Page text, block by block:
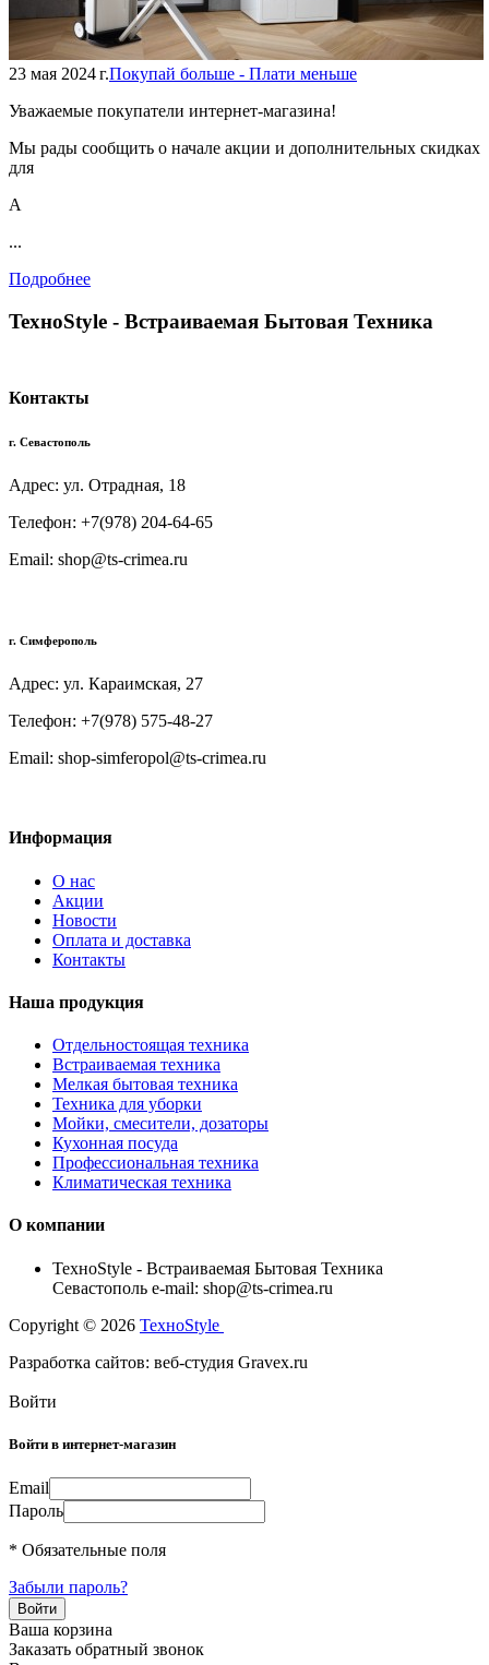
23 мая 2024 г.Покупай больше - Плати меньше
Уважаемые покупатели интернет-магазина!
Мы рады сообщить о начале акции и дополнительных скидках
для
А
...
Подробнее
TexноStyle - Встраиваемая Бытовая Техника
Контакты
г. Севастополь
Адрес: ул. Отрадная, 18
Телефон: +7(978) 204-64-65
Email: shop@ts-crimea.ru
г. Симферополь
Адрес: ул. Караимская, 27
Телефон: +7(978) 575-48-27
Email: shop-simferopol@ts-crimea.ru
Информация
О нас
Акции
Новости
Оплата и доставка
Контакты
Наша продукция
Отдельностоящая техника
Встраиваемая техника
Мелкая бытовая техника
Техника для уборки
Мойки, смесители, дозаторы
Кухонная посуда
Профессиональная техника
Климатическая техника
О компании
TexноStyle - Встраиваемая Бытовая Техника
Севастополь e-mail: shop@ts-crimea.ru
Copyright © 2026 TexноStyle
Разработка сайтов: веб-студия Gravex.ru
Войти
Войти в интернет-магазин
Email
Пароль
* Обязательные поля
Забыли пароль?
Ваша корзина
Заказать обратный звонок